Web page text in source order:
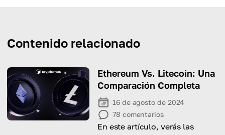
Contenido relacionado
Ethereum Vs. Litecoin: Una
Comparación Completa
16 de agosto de 2024
78 comentarios
En este artículo, verás las